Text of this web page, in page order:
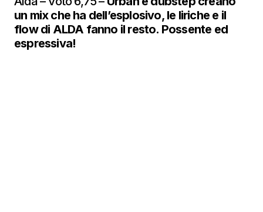
un mix che ha dell’esplosivo, le liriche e il
flow di ALDA fanno il resto. Possente ed
espressiva!